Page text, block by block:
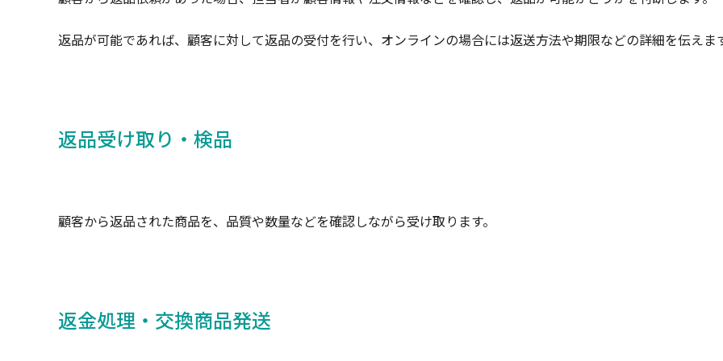
返品が可能であれば、顧客に対して返品の受付を行い、オンラインの場合には返送方法や期限などの詳細を伝えま
返品受け取り・検品
顧客から返品された商品を、品質や数量などを確認しながら受け取ります。
返金処理・交換商品発送